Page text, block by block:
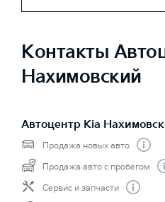
Контакты
Нахимовский
Автоцентр Kia
Продажа новых авто
Продажа авто с пробегом
Сервис и запчасти